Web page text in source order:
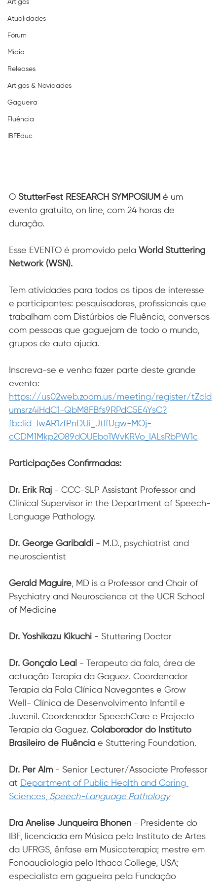
Artigos
Atualidades
Fórum
Mídia
Releases
Artigos & Novidades
Gagueira
Fluência
IBFEduc
O StutterFest RESEARCH SYMPOSIUM é um
evento gratuito, on line, com 24 horas de
duração.
Esse EVENTO é promovido pela World Stuttering
Network (WSN).
Tem atividades para todos os tipos de interesse
e participantes: pesquisadores, profissionais que
trabalham com Distúrbios de Fluência, conversas
com pessoas que gaguejam de todo o mundo,
grupos de auto ajuda.
Inscreva-se e venha fazer parte deste grande
evento:
https://us02web.zoom.us/meeting/register/tZcld
umsrz4iHdC1-QbM8FBfs9RPdC5E4YsC?
fbclid=IwAR1zfPnDUi_JtIfUgw-MOj-
cCDM1Mkp2O89dOUEbo1WvKRVo_IALsRbPW1c
Participações Confirmadas:
Dr. Erik Raj - CCC-SLP Assistant Professor and
Clinical Supervisor in the Department of Speech-
Language Pathology.
Dr. George Garibaldi - M.D., psychiatrist and
neuroscientist
Gerald Maguire , MD is a Professor and Chair of
Psychiatry and Neuroscience at the UCR School
of Medicine
Dr. Yoshikazu Kikuchi - Stuttering Doctor
Dr. Gonçalo Leal - Terapeuta da fala, área de
actuação Terapia da Gaguez. Coordenador
Terapia da Fala Clínica Navegantes e Grow
Well- Clínica de Desenvolvimento Infantil e
Juvenil. Coordenador SpeechCare e Projecto
Terapia da Gaguez. Colaborador do Instituto
Brasileiro de Fluência e Stuttering Foundation.
Dr. Per Alm - Senior Lecturer/Associate Professor
at
Department of Public Health and Caring
Sciences, Speech-Language Pathology
Dra Anelise Junqueira Bhonen - Presidente do
IBF, licenciada em Música pelo Instituto de Artes
da UFRGS, ênfase em Musicoterapia; mestre em
Fonoaudiologia pelo Ithaca College, USA;
especialista em gagueira pela Fundação